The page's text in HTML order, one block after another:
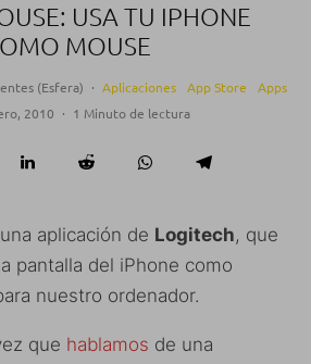
USA TU IPHONE
MOUSE
(Esfera) · Aplicaciones App Store
Apps
2010 · 1 Minuto de lectura
aplicación de Logitech, que
pantalla del iPhone como
nuestro ordenador.
que hablamos de una